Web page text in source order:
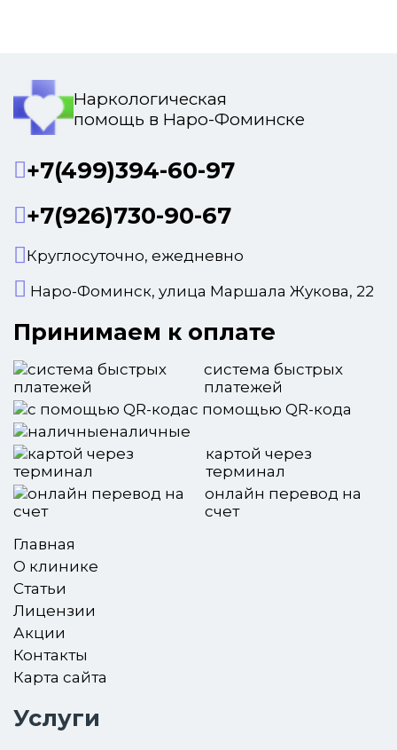
Наркологическая
помощь в Наро-Фоминске
+7(499)394-60-97
+7(926)730-90-67
Круглосуточно, ежедневно
Наро-Фоминск, улица Маршала Жукова, 22
Принимаем к оплате
система быстрых
платежей
с помощью QR-кода
наличные
картой через
терминал
онлайн перевод на
счет
Главная
О клинике
Статьи
Лицензии
Акции
Контакты
Карта сайта
Услуги